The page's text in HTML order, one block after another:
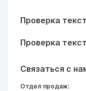
Проверка
Проверка
Связаться с
Отдел продаж: